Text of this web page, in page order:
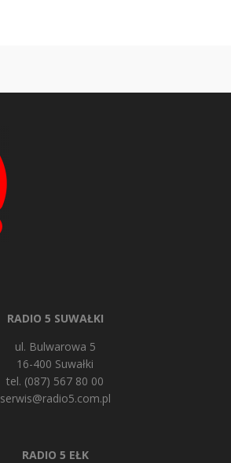
RADIO 5 SUWAŁKI
ul. Bulwarowa 5
16-400 Suwałki
tel. (087) 567 80 00
serwis@radio5.com.pl
RADIO 5 EŁK